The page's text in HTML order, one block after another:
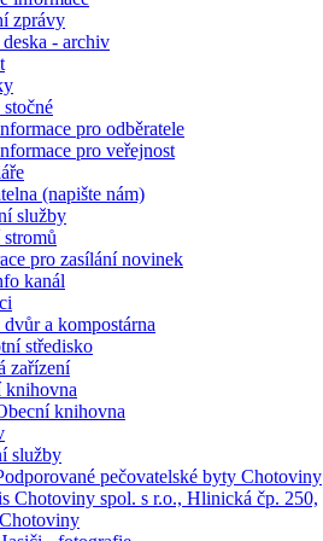
zprávy
- archiv
pro odběratele
pro veřejnost
(napište nám)
služby
pro zasílání novinek
kanál
dvůr a kompostárna
středisko
zařízení
knihovna
knihovna
služby
pečovatelské byty Chotoviny
Chotoviny spol. s r.o., Hlinická čp. 250,